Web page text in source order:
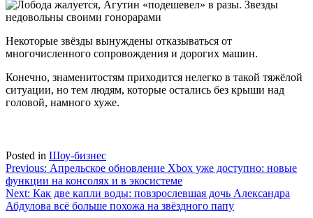
Некоторые звёзды вынуждены отказываться от
многочисленного сопровождения и дорогих машин.
Конечно, знаменитостям приходится нелегко в такой тяжёлой
ситуации, но тем людям, которые остались без крыши над
головой, намного хуже.
Posted in Шоу-бизнес
Навигация
по
записям
Previous: Апрельское обновление Xbox уже доступно: новые
функции на консолях и в экосистеме
Next: Как две капли воды: повзрослевшая дочь Александра
Абдулова всё больше похожа на звёздного папу